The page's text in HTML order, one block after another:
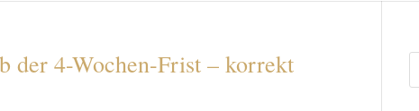
der 4-Wochen-Frist – korrekt